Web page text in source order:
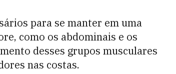
para se manter em uma
como os abdominais e os
desses grupos musculares
nas costas.